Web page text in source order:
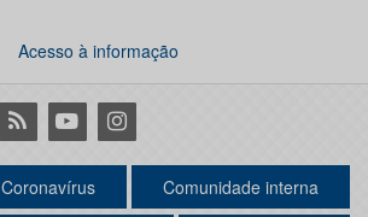
Acesso à informação
RSS YoutubeInstagram
Coronavírus Comunidade interna